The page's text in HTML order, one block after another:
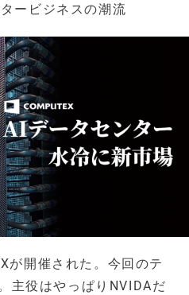
ービジネスの潮流
が開催された。今回のテ
主役はやっぱりNVIDAだ